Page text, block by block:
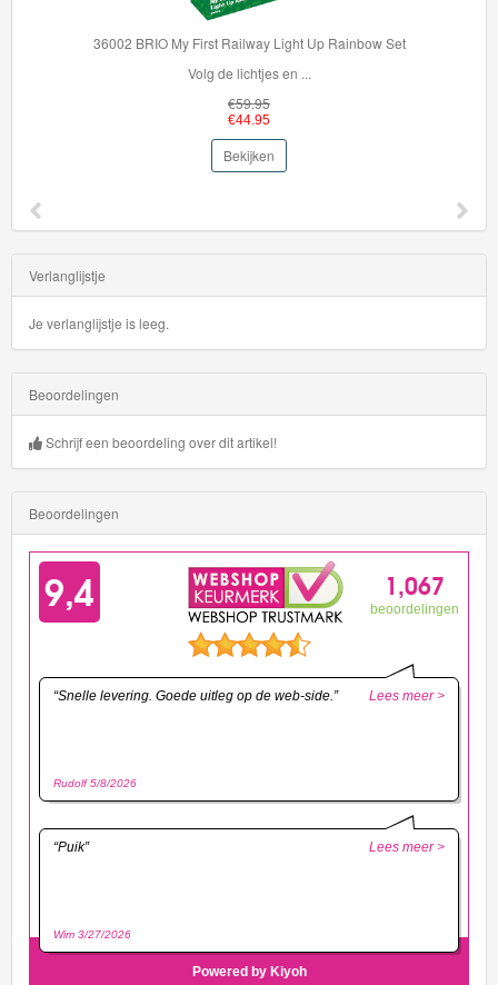
36002 BRIO My First Railway Light Up Rainbow Set
Volg de lichtjes en ...
€59.95
€44.95
Bekijken
Verlanglijstje
Je verlanglijstje is leeg.
Beoordelingen
Schrijf een beoordeling over dit artikel!
Beoordelingen